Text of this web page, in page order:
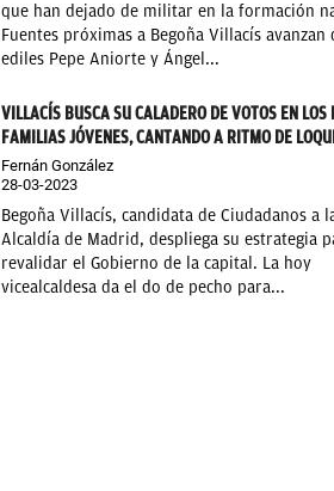
que han dejado de militar en la formación
Fuentes próximas a Begoña Villacís avanzan
ediles Pepe Aniorte y Ángel...
VILLACÍS BUSCA SU CALADERO DE VOTOS EN LOS
FAMILIAS JÓVENES, CANTANDO A RITMO DE
Fernán González
28-03-2023
Begoña Villacís, candidata de Ciudadanos a
Alcaldía de Madrid, despliega su estrategia
revalidar el Gobierno de la capital. La hoy
vicealcaldesa da el do de pecho para...